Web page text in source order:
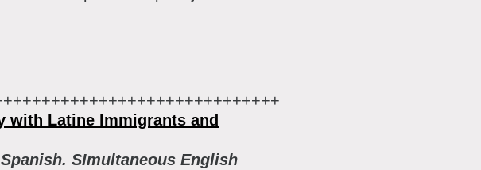
with Latine Immigrants and
SImultaneous English